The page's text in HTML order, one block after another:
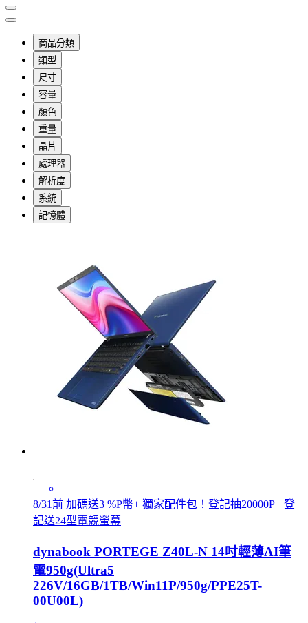
商品分類
類型
尺寸
容量
顏色
重量
晶片
處理器
解析度
系統
記憶體
8/31前 加碼送3 %P幣+ 獨家配件包！登記抽20000P+ 登
記送24型電競螢幕
dynabook PORTEGE Z40L-N 14吋輕薄AI筆
電950g(Ultra5
226V/16GB/1TB/Win11P/950g/PPE25T-
00U00L)